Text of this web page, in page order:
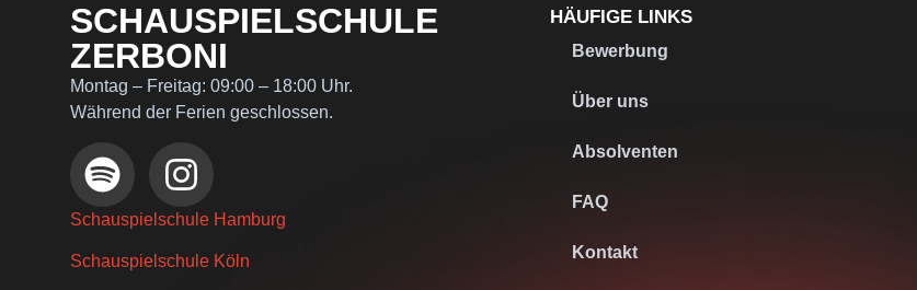
SCHAUSPIELSCHULE
ZERBONI
Montag – Freitag: 09:00 – 18:00 Uhr.
Während der Ferien geschlossen.
Schauspielschule Hamburg
Schauspielschule Köln
HÄUFIGE LINKS
Bewerbung
Über uns
Absolventen
FAQ
Kontakt